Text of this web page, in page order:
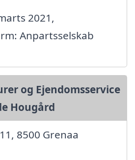
2021,
Anpartsselskab
og Ejendomsservice
Hougård
8500 Grenaa